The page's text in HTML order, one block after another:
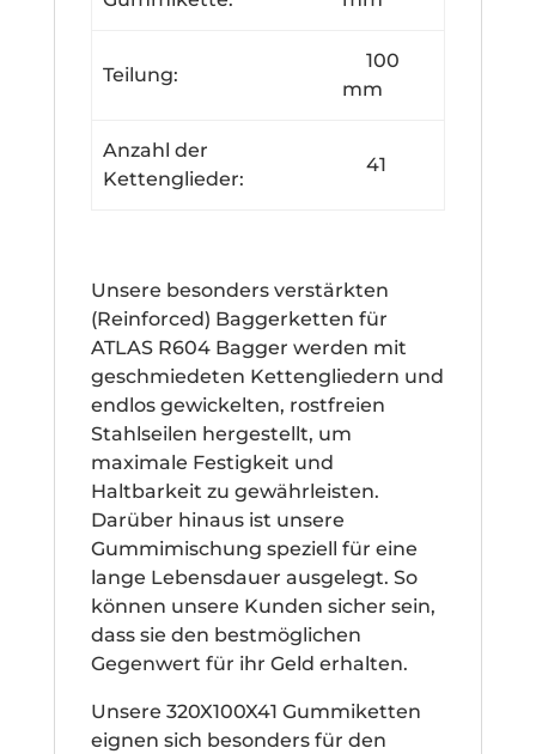
Teilung:
100
mm
Anzahl der
Kettenglieder:
41
Unsere besonders verstärkten
(Reinforced) Baggerketten für
ATLAS R604 Bagger werden mit
geschmiedeten Kettengliedern und
endlos gewickelten, rostfreien
Stahlseilen hergestellt, um
maximale Festigkeit und
Haltbarkeit zu gewährleisten.
Darüber hinaus ist unsere
Gummimischung speziell für eine
lange Lebensdauer ausgelegt. So
können unsere Kunden sicher sein,
dass sie den bestmöglichen
Gegenwert für ihr Geld erhalten.
Unsere 320X100X41 Gummiketten
eignen sich besonders für den